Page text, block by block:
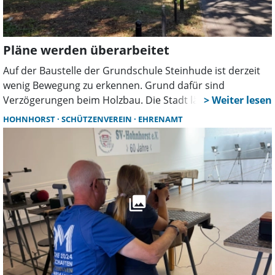
Großenheidorn erworben werden.
Pläne werden überarbeitet
Auf der Baustelle der Grundschule Steinhude ist derzeit
wenig Bewegung zu erkennen. Grund dafür sind
Verzögerungen beim Holzbau. Die Stadt lässt aktuell
Montage- und Ablaufpläne überarbeiten. Ob sich daraus
Folgen für den Zeitplan des ersten Bauabschnitts
ergeben, ist noch offen.
HOHNHORST SCHÜTZENVEREIN EHRENAMT